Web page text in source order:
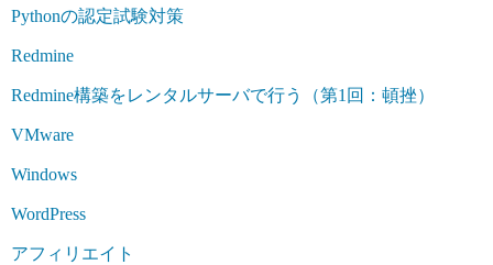
Pythonの認定試験対策
Redmine
Redmine構築をレンタルサーバで行う（第1回：頓挫）
VMware
Windows
WordPress
アフィリエイト